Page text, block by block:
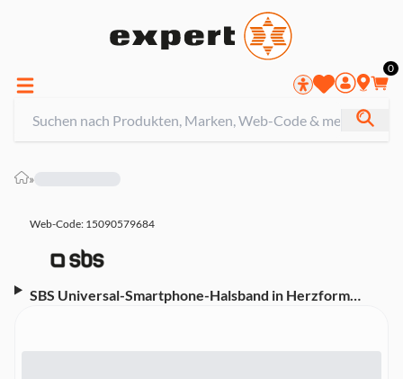
0
»
Web-Code: 15090579684
SBS Universal-Smartphone-Halsband in Herzform